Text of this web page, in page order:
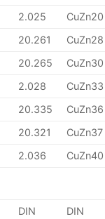
2.025
CuZn20
20.261
CuZn28
20.265
CuZn30
2.028
CuZn33
20.335
CuZn36
20.321
CuZn37
2.036 CuZn40
DIN DIN